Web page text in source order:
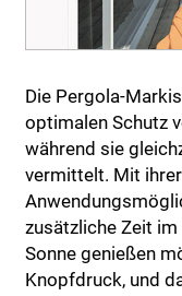
Die Pergola-
optimalen Schutz
während sie
vermittelt. Mit
zusätzliche Zeit im
Sonne genießen
Knopfdruck, und